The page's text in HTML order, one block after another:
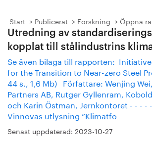
Start Publicerat Forskning Öppna
Utredning av
kopplat till stålindustrins
Se även bilaga till rapporten:
for the Transition to Near-zero Steel
44 s., 1,6 Mb) Författare: Wenjing
Partners AB, Rutger Gyllenram,
och Karin Östman, Jernkontoret - - - -
Vinnovas utlysning ”Klimatfo
Senast uppdaterad: 2023-10-27